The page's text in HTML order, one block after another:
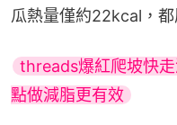
瓜熱量僅約22kcal，
threads爆紅爬坡快
點做減脂更有效